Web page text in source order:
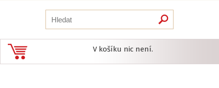
V košíku nic není.